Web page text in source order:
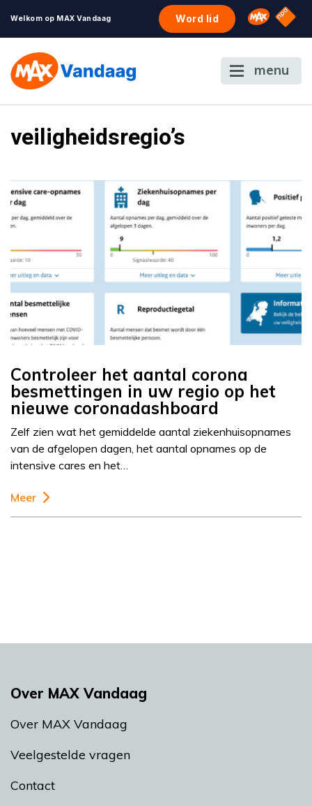
Welkom op MAX Vandaag Word lid Omroep
NPO
menu
veiligheidsregio’s
Controleer het aantal corona
besmettingen in uw regio op het
nieuwe coronadashboard
Zelf zien wat het gemiddelde aantal ziekenhuisopnames
van de afgelopen dagen, het aantal opnames op de
intensive cares en het…
Meer
Over MAX Vandaag
Over MAX Vandaag
Veelgestelde vragen
Contact